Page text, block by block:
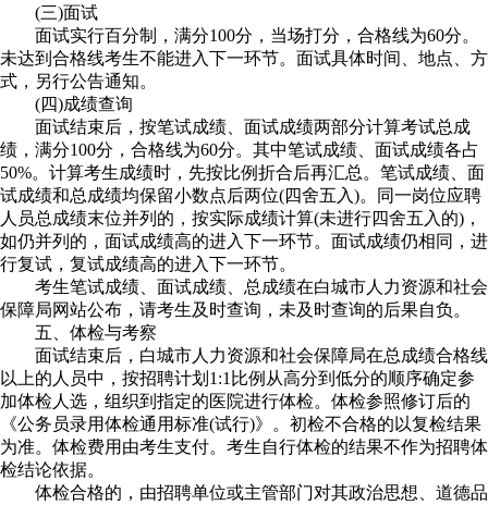
(三)面试
面试实行百分制，满分100分，当场打分，合格线为60分。
未达到合格线考生不能进入下一环节。面试具体时间、地点、方
式，另行公告通知。
(四)成绩查询
面试结束后，按笔试成绩、面试成绩两部分计算考试总成
绩，满分100分，合格线为60分。其中笔试成绩、面试成绩各占
50%。计算考生成绩时，先按比例折合后再汇总。笔试成绩、面
试成绩和总成绩均保留小数点后两位(四舍五入)。同一岗位应聘
人员总成绩末位并列的，按实际成绩计算(未进行四舍五入的)，
如仍并列的，面试成绩高的进入下一环节。面试成绩仍相同，进
行复试，复试成绩高的进入下一环节。
考生笔试成绩、面试成绩、总成绩在白城市人力资源和社会
保障局网站公布，请考生及时查询，未及时查询的后果自负。
五、体检与考察
面试结束后，白城市人力资源和社会保障局在总成绩合格线
以上的人员中，按招聘计划1:1比例从高分到低分的顺序确定参
加体检人选，组织到指定的医院进行体检。体检参照修订后的
《公务员录用体检通用标准(试行)》。初检不合格的以复检结果
为准。体检费用由考生支付。考生自行体检的结果不作为招聘体
检结论依据。
体检合格的，由招聘单位或主管部门对其政治思想、道德品